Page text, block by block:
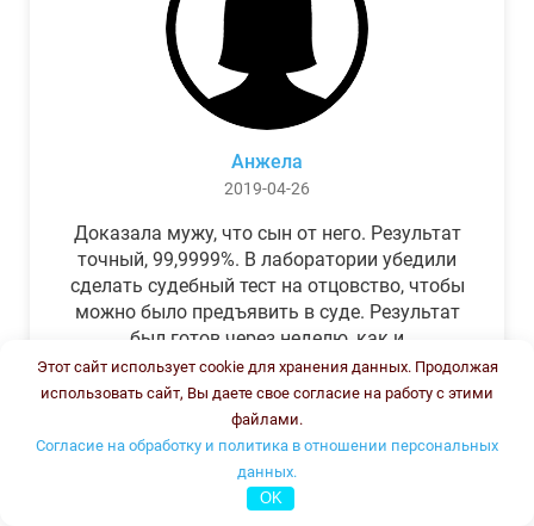
Анжела
2019-04-26
Доказала мужу, что сын от него. Результат
точный, 99,9999%. В лаборатории убедили
сделать судебный тест на отцовство, чтобы
можно было предъявить в суде. Результат
был готов через неделю, как и
обещали.Теперь муж бегает и извиняется.
Этот сайт использует cookie для хранения данных. Продолжая
использовать сайт, Вы даете свое согласие на работу с этими
файлами.
Согласие на обработку и политика в отношении персональных
данных.
OK